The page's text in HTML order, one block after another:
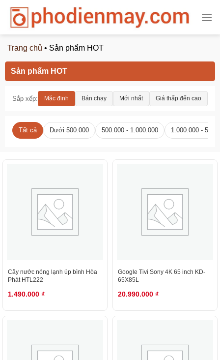
Chuyển
Trang chủ • Sản phẩm HOT
Sản phẩm HOT
Sắp xếp: Mặc định Bán chạy Mới nhất Giá thấp đến cao
Tất cả Dưới 500.000 500.000 - 1.000.000 1.000.000 -
Cây nước nóng lạnh úp bình Hòa
Phát HTL222
1.490.000 ₫
Google Tivi Sony 4K 65 inch KD-
65X85L
20.990.000 ₫